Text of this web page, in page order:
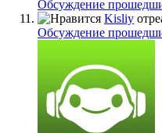
Обсуждение
Kisliy
Обсуждение